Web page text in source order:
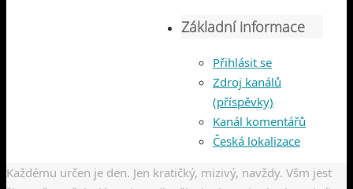
Základní informace
Přihlásit se
Zdroj kanálů
(příspěvky)
Kanál komentářů
Česká lokalizace
Každému určen je den. Jen kratičký, mizivý, navždy. Všm jest